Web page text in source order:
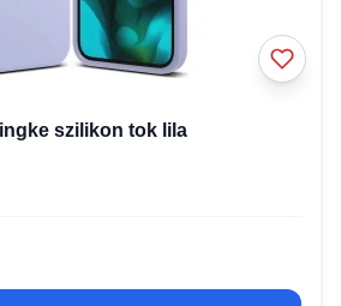
szilikon tok lila